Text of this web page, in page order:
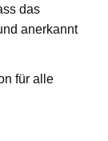
das
anerkannt
für alle